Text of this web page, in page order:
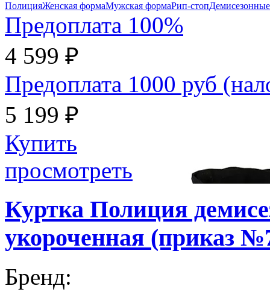
ПолицияЖенская формаМужская формаРип-стопДемисезонные
Предоплата 100%
4 599 ₽
Предоплата 1000 руб
5 199 ₽
Купить
просмотреть
Куртка Полиция
укороченная (приказ
Бренд: